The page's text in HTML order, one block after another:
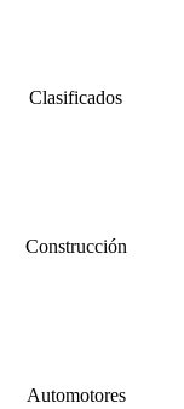
Clasificados
Construcción
Automotores